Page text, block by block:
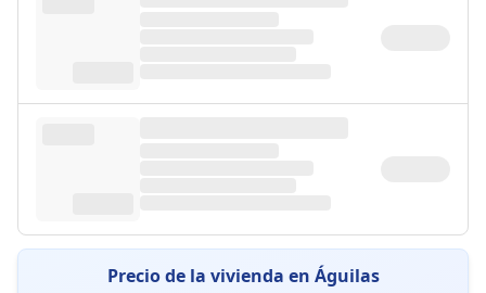
Precio de la vivienda en Águilas